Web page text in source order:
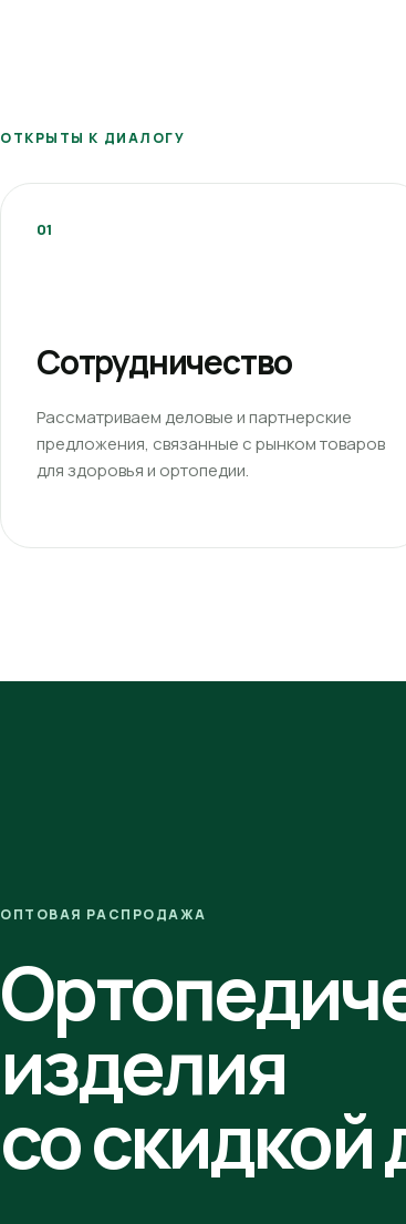
ОТКРЫТЫ К ДИАЛОГУ
01
Сотрудничество
Рассматриваем деловые и партнерские
предложения, связанные с рынком товаров
для здоровья и ортопедии.
ОПТОВАЯ РАСПРОДАЖА
изделия
со скидкой